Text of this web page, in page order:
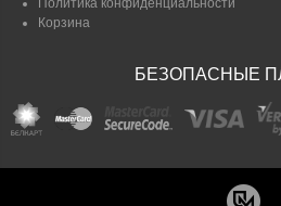
Политика конфиденциальности
Корзина
БЕЗОПАСНЫЕ